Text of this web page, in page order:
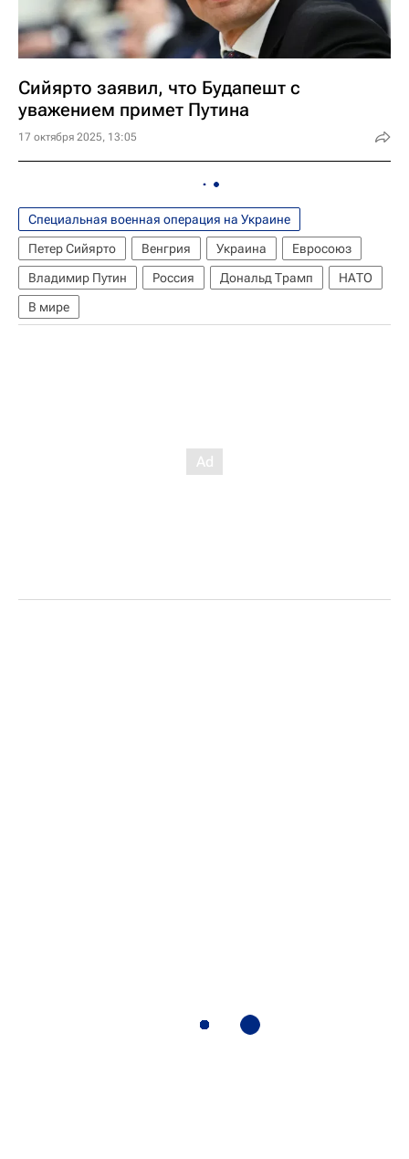
Сийярто заявил, что Будапешт с
уважением примет Путина
17 октября 2025, 13:05
Специальная военная операция на Украине
Петер Сийярто
Венгрия Украина
Евросоюз
Владимир Путин
Россия Дональд Трамп
НАТО
В мире